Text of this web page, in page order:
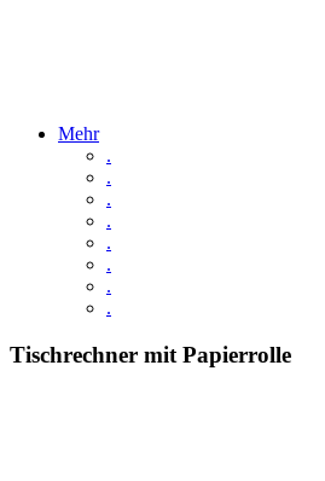
Mehr
.
.
.
.
.
.
.
.
Tischrechner mit Papierrolle